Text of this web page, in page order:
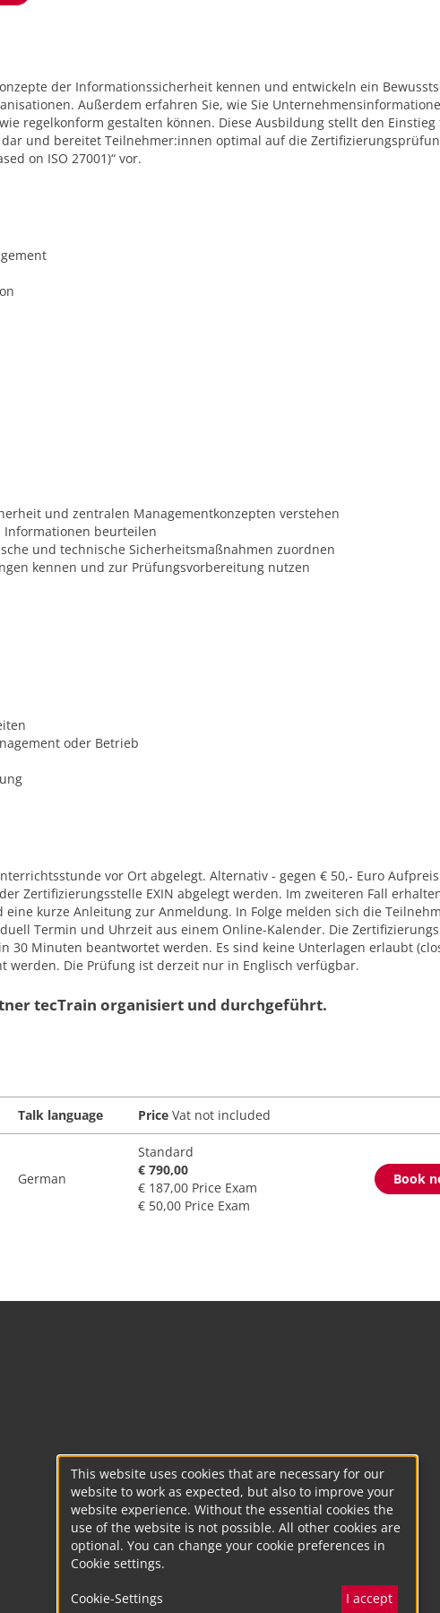
der Informationssicherheit kennen und entwickeln ein
Außerdem erfahren Sie, wie Sie
regelkonform gestalten können. Diese Ausbildung stellt den Einstieg
und bereitet Teilnehmer:innen optimal auf die
on ISO 27001)“ vor.
und zentralen Managementkonzepten verstehen
Informationen beurteilen
und technische Sicherheitsmaßnahmen zuordnen
kennen und zur Prüfungsvorbereitung nutzen
oder Betrieb
vor Ort abgelegt. Alternativ - gegen € 50,- Euro
Zertifizierungsstelle EXIN abgelegt werden. Im zweiteren Fall
kurze Anleitung zur Anmeldung. In Folge melden sich die
Termin und Uhrzeit aus einem Online-Kalender. Die
30 Minuten beantwortet werden. Es sind keine Unterlagen erlaubt
werden. Die Prüfung ist derzeit nur in Englisch verfügbar.
tecTrain organisiert und durchgeführt.
Talk language Price Vat not included
German
Standard
€ 790,00
€ 187,00 Price Exam
€ 50,00 Price Exam
Book
This website uses cookies that are necessary for our
website to work as expected, but also to improve your
website experience. Without the essential cookies the
use of the website is not possible. All other cookies are
optional. You can change your cookie preferences in
Cookie settings.
Cookie-Settings I accept